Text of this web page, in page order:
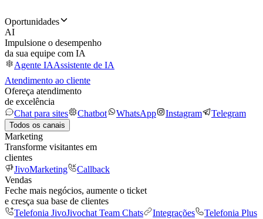
Oportunidades
AI
Impulsione o desempenho
da sua equipe com IA
Agente IAAssistente de IA
Atendimento ao cliente
Ofereça atendimento
de excelência
Chat para sites
Chatbot WhatsApp Instagram Telegram
Todos os canais
Marketing
Transforme visitantes em
clientes
JivoMarketing
Callback
Vendas
Feche mais negócios, aumente o ticket
e cresça sua base de clientes
Telefonia JivoJivochat Team Chats Integrações
Telefonia Plus